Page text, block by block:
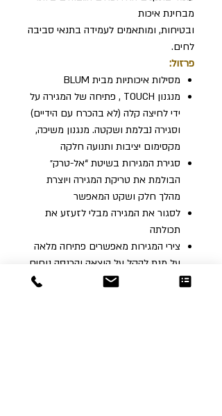
מבחינת איכות
ובטיחות, ומותאמים לעמידה בתנאי סביבה
לחים.
פרזול:
מסילות איכותיות מבית BLUM
מנגנון TOUCH , פתיחה של המגירה על
ידי לחיצה קלה (לא בהכרח עם הידיים)
וסגירה נבלמת ושקטה. מנגנון משיכה,
מקסימום יציבות ותנועה חלקה
סגירת המגירות בשיטת “אל-טרק״
הבולמת את טריקת המגירה ויוצרת
מהלך חלק ושקט המאפשר
לסגור את המגירה מבלי לזעזע את
תכולתה
צירי המגירות מאפשרים פתיחה מלאה
על מנת להקל על הוצאה והכנסה נוחים
מידות רוחב: